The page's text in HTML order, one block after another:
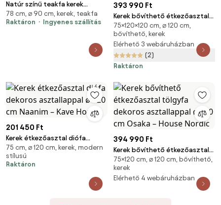
Natúr színű teakfa kerek
étkezőasztal ø 90 cm Jeanette
– Kave Home
78 cm, ⌀ 90 cm, kerek, teakfa
Raktáron
Ingyenes szállítás
393 990 Ft
Kerek bővíthető étkezőasztal
tölgyfa dekoros asztallappal ø
120 cm Osaka – House Nordic
75×120×120 cm, ⌀ 120 cm,
bővíthető, kerek
Elérhető 3 webáruházban
(2)
Raktáron
201 450 Ft
Kerek étkezőasztal diófa
dekoros asztallappal ø 120 cm
Naanim – Kave Home
75 cm, ⌀ 120 cm, kerek, modern
stílusú
Raktáron
394 990 Ft
Kerek bővíthető étkezőasztal
tölgyfa dekoros asztallappal ø
120 cm Osaka – House Nordic
75×120 cm, ⌀ 120 cm, bővíthető,
kerek
Elérhető 4 webáruházban